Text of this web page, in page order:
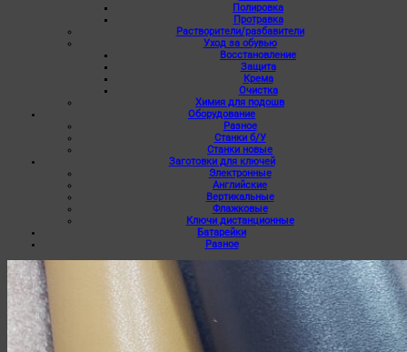
Полировка
Протравка
Растворители/разбавители
Уход за обувью
Восстановление
Защита
Крема
Очистка
Химия для подошв
Оборудование
Разное
Станки б/У
Станки новые
Заготовки для ключей
Электронные
Английские
Вертикальные
Флажковые
Ключи дистанционные
Батарейки
Разное